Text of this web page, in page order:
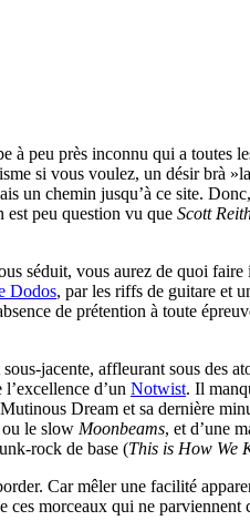
à peu près inconnu qui a
si vous voulez, un désir brà
un chemin jusqu’à ce site.
peu question vu que Scott
séduit, vous aurez de quoi
Dodos, par les riffs de guitare et
de prétention à toute
jacente, affleurant sous des
d’un Notwist. Il
Dream et sa dernière
ou le slow Moonbeams, et d’une
rock de base (This is How We
Car mêler une facilité
ces morceaux qui ne parviennent